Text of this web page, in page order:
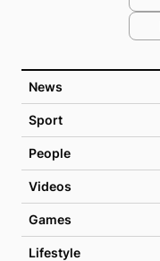
News
Sport
People
Videos
Games
Lifestyle